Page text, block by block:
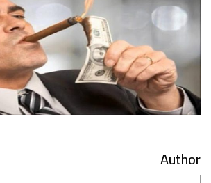
Author